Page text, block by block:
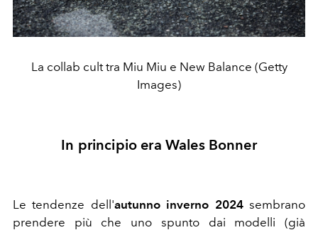
La collab cult tra Miu Miu e New Balance (Getty
Images)
In principio era Wales Bonner
Le tendenze dell'autunno inverno 2024sembrano
prendere più che uno spunto dai modelli (già